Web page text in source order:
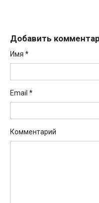
Добавить
Имя *
Email *
Комментарий